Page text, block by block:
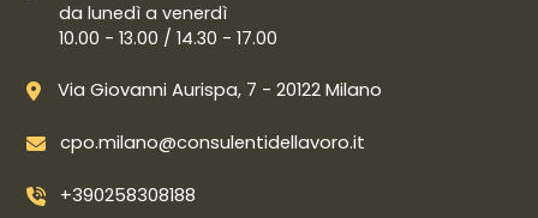
da lunedì a venerdì
10.00 - 13.00 / 14.30 - 17.00
Via Giovanni Aurispa, 7 - 20122 Milano
cpo.milano@consulentidellavoro.it
+390258308188